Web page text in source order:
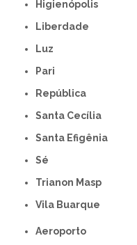
Higienópolis
Liberdade
Luz
Pari
República
Santa Cecília
Santa Efigênia
Sé
Trianon Masp
Vila Buarque
Aeroporto